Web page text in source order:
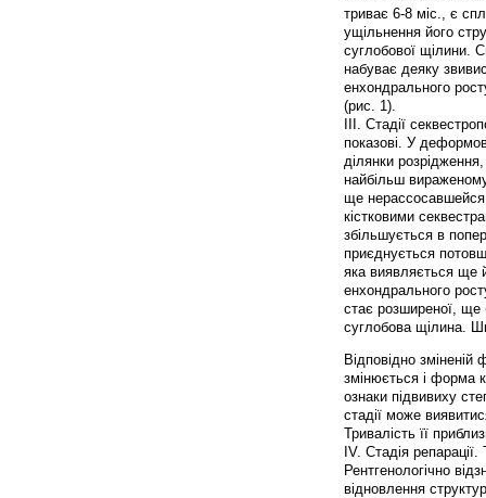
триває 6-8 міс., є
ущільнення його
суглобової щілини.
набуває деяку
енхондрального
(рис. 1).
III. Стадії
показові. У
ділянки
найбільш
ще нерассосавшейся
кістковими
збільшується в
приєднується
яка виявляється ще
енхондрального
стає розширеної, ще
суглобова щілина.
Відповідно зміненій
змінюється і форма
ознаки підвивиху
стадії може
Тривалість її
IV. Стадія
Рентгенологічно
відновлення